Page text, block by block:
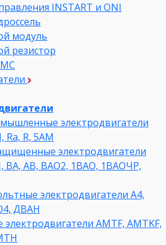
INSTART и ONI
модуль
резистор
электродвигатели
R, 5AM
электродвигатели
ВА, АВ, ВАO2, 1ВАО, 1ВАОЧР,
электродвигатели A4,
ДВАН
AMTF, AMTKF,